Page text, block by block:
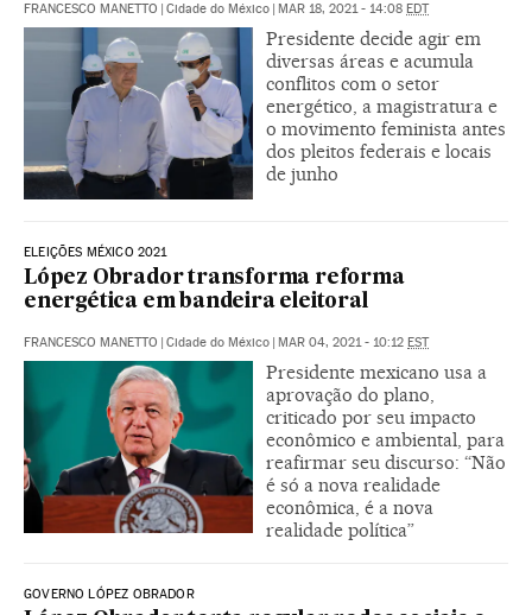
FRANCESCO MANETTO Cidade do México MAR 18, 2021 - 14:08 EDT
Presidente decide agir em
diversas áreas e acumula
conflitos com o setor
energético, a magistratura e
o movimento feminista antes
dos pleitos federais e locais
de junho
ELEIÇÕES MÉXICO 2021
López Obrador transforma reforma
energética em bandeira eleitoral
FRANCESCO MANETTO Cidade do México MAR 04, 2021 - 10:12 EST
Presidente mexicano usa a
aprovação do plano,
criticado por seu impacto
econômico e ambiental, para
reafirmar seu discurso: “Não
é só a nova realidade
econômica, é a nova
realidade política”
GOVERNO LÓPEZ OBRADOR